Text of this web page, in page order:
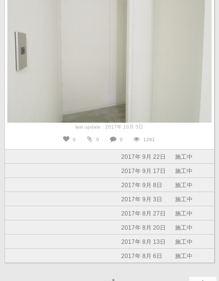
last update : 2017年 10月 5日
0 0 0 1281
2017年 9月 22日 施工中
2017年 9月 17日 施工中
2017年 9月 8日 施工中
2017年 9月 3日 施工中
2017年 8月 27日 施工中
2017年 8月 20日 施工中
2017年 8月 13日 施工中
2017年 8月 6日 施工中